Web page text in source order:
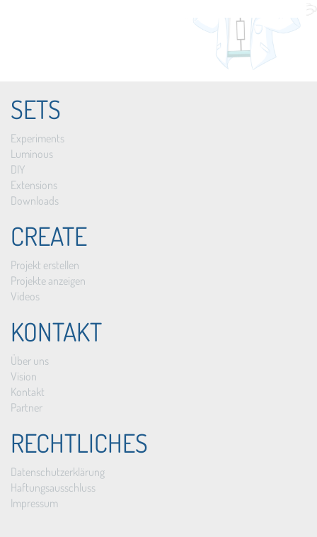
SETS
Experiments
Luminous
DIY
Extensions
Downloads
CREATE
Projekt erstellen
Projekte anzeigen
Videos
KONTAKT
Über uns
Vision
Kontakt
Partner
RECHTLICHES
Datenschutzerklärung
Haftungsausschluss
Impressum